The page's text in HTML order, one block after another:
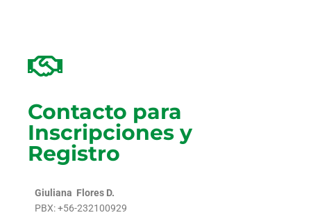
Contacto para
Inscripciones y
Registro
Giuliana Flores D.
PBX: +56-232100929